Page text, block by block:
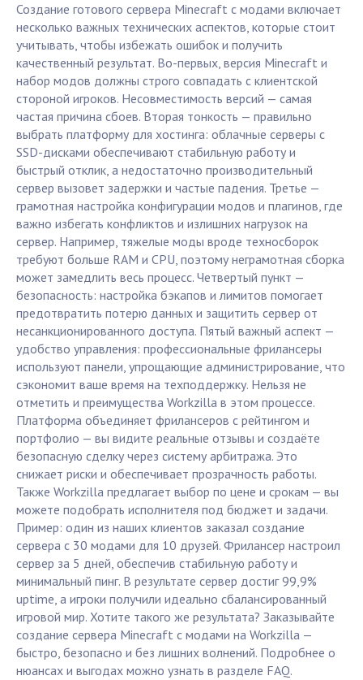
Создание готового сервера Minecraft с модами включает
несколько важных технических аспектов, которые стоит
учитывать, чтобы избежать ошибок и получить
качественный результат. Во-первых, версия Minecraft и
набор модов должны строго совпадать с клиентской
стороной игроков. Несовместимость версий — самая
частая причина сбоев. Вторая тонкость — правильно
выбрать платформу для хостинга: облачные серверы с
SSD-дисками обеспечивают стабильную работу и
быстрый отклик, а недостаточно производительный
сервер вызовет задержки и частые падения. Третье —
грамотная настройка конфигурации модов и плагинов, где
важно избегать конфликтов и излишних нагрузок на
сервер. Например, тяжелые моды вроде техносборок
требуют больше RAM и CPU, поэтому неграмотная сборка
может замедлить весь процесс. Четвертый пункт —
безопасность: настройка бэкапов и лимитов помогает
предотвратить потерю данных и защитить сервер от
несанкционированного доступа. Пятый важный аспект —
удобство управления: профессиональные фрилансеры
используют панели, упрощающие администрирование, что
сэкономит ваше время на техподдержку. Нельзя не
отметить и преимущества Workzilla в этом процессе.
Платформа объединяет фрилансеров с рейтингом и
портфолио — вы видите реальные отзывы и создаёте
безопасную сделку через систему арбитража. Это
снижает риски и обеспечивает прозрачность работы.
Также Workzilla предлагает выбор по цене и срокам — вы
можете подобрать исполнителя под бюджет и задачи.
Пример: один из наших клиентов заказал создание
сервера с 30 модами для 10 друзей. Фрилансер настроил
сервер за 5 дней, обеспечив стабильную работу и
минимальный пинг. В результате сервер достиг 99,9%
uptime, а игроки получили идеально сбалансированный
игровой мир. Хотите такого же результата? Заказывайте
создание сервера Minecraft с модами на Workzilla —
быстро, безопасно и без лишних волнений. Подробнее о
нюансах и выгодах можно узнать в разделе FAQ.